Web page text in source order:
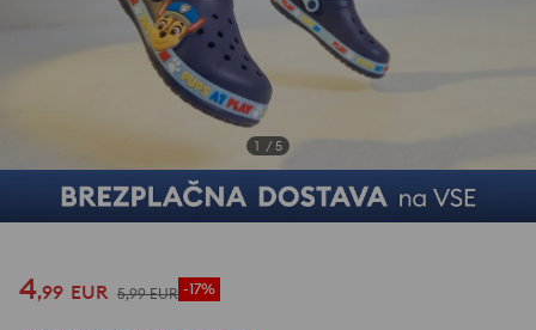
1 / 5
4,99 EUR 5,99 EUR -17%